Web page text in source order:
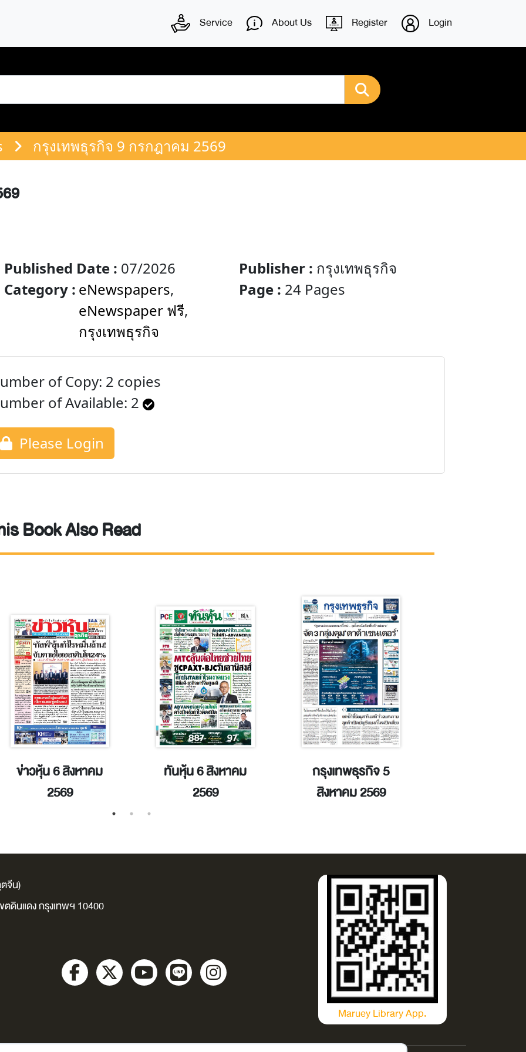
Service About Us Register Login
กรุงเทพธุรกิจ 9 กรกฎาคม 2569
Published Date : 07/2026 Publisher : กรุงเทพธุรกิจ
Category : eNewspapers,
eNewspaper ฟรี,
กรุงเทพธุรกิจ
Page : 24 Pages
of Copy: 2 copies
of Available: 2
Please Login
Book Also Read
ข่าวหุ้น 6 สิงหาคม
2569
ทันหุ้น 6 สิงหาคม
2569
กรุงเทพธุรกิจ 5
สิงหาคม 2569
จีน)
ตดินแดง กรุงเทพฯ 10400
Maruey Library App.